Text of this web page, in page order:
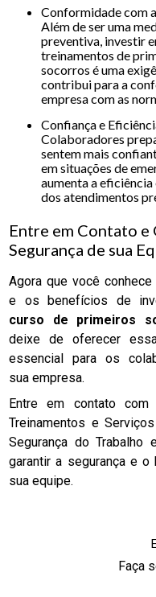
Conformidade com a Legislação:
Além de ser uma
preventiva, investir
treinamentos de
socorros é uma
contribui para a
empresa com as
Confiança e Eficiência:
Colaboradores
sentem mais
em situações de
aumenta a eficiência
dos atendimentos
Entre em Contato e
Segurança de sua
Agora que você
e os benefícios de
curso de primeiros
deixe de oferecer
essencial para os
sua empresa.
Entre em contato
Treinamentos e
Segurança do Trabalho
garantir a segurança e o
sua equipe.
Faça